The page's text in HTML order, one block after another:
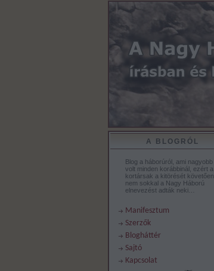
A BLOGRÓL
Blog a háborúról, ami nagyobb
volt minden korábbinál, ezért a
kortársak a kitörését követően
nem sokkal a Nagy Háború
elnevezést adták neki…
Manifesztum
Szerzők
Blogháttér
Sajtó
Kapcsolat